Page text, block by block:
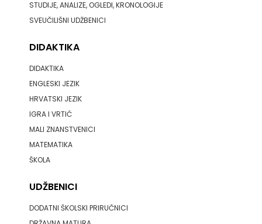
STUDIJE, ANALIZE, OGLEDI, KRONOLOGIJE
SVEUČILIŠNI UDŽBENICI
DIDAKTIKA
DIDAKTIKA
ENGLESKI JEZIK
HRVATSKI JEZIK
IGRA I VRTIĆ
MALI ZNANSTVENICI
MATEMATIKA
ŠKOLA
UDŽBENICI
DODATNI ŠKOLSKI PRIRUČNICI